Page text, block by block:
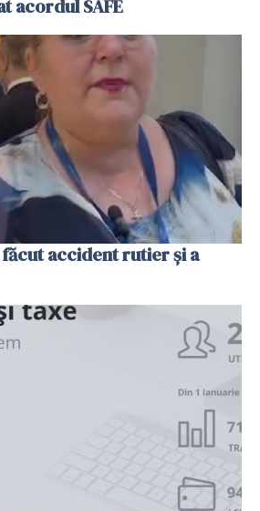
acordul SAFE
făcut accident rutier și a